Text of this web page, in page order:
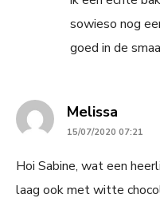
sowieso nog
goed in de
Melissa
15/07/2020 07:21
Hoi Sabine, wat een
laag ook met witte